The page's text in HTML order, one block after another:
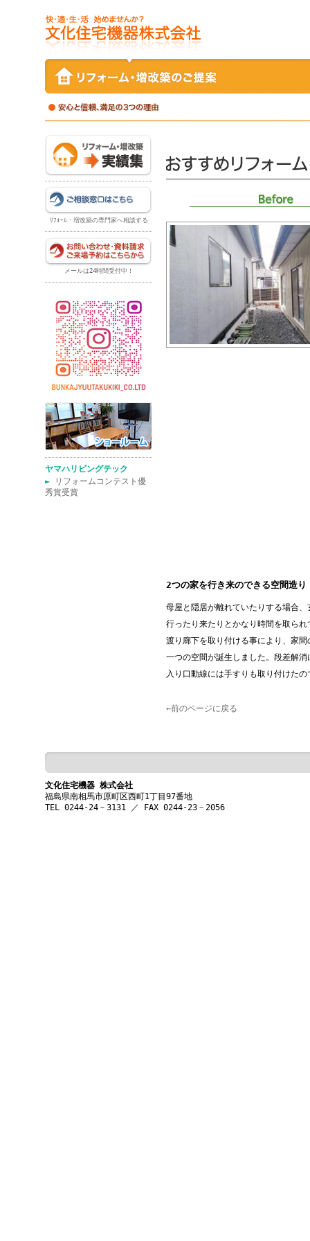
ﾘﾌｫｰﾑ・増改築の専門家へ相談する
メールは24時間受付中！
ヤマハリビングテック
►
リフォームコンテスト優
秀賞受賞
2つの家を行き来のできる空間造り
母屋と隠居が離れていたりする場合
行ったり来たりとかなり時間を取ら
渡り廊下を取り付ける事により、家
一つの空間が誕生しました。段差解
入り口動線には手すりも取り付けた
←前のページに戻る
文化住宅機器 株式会社
福島県南相馬市原町区西町1丁目97番地
TEL 0244-24－3131 ／ FAX 0244-23－2056